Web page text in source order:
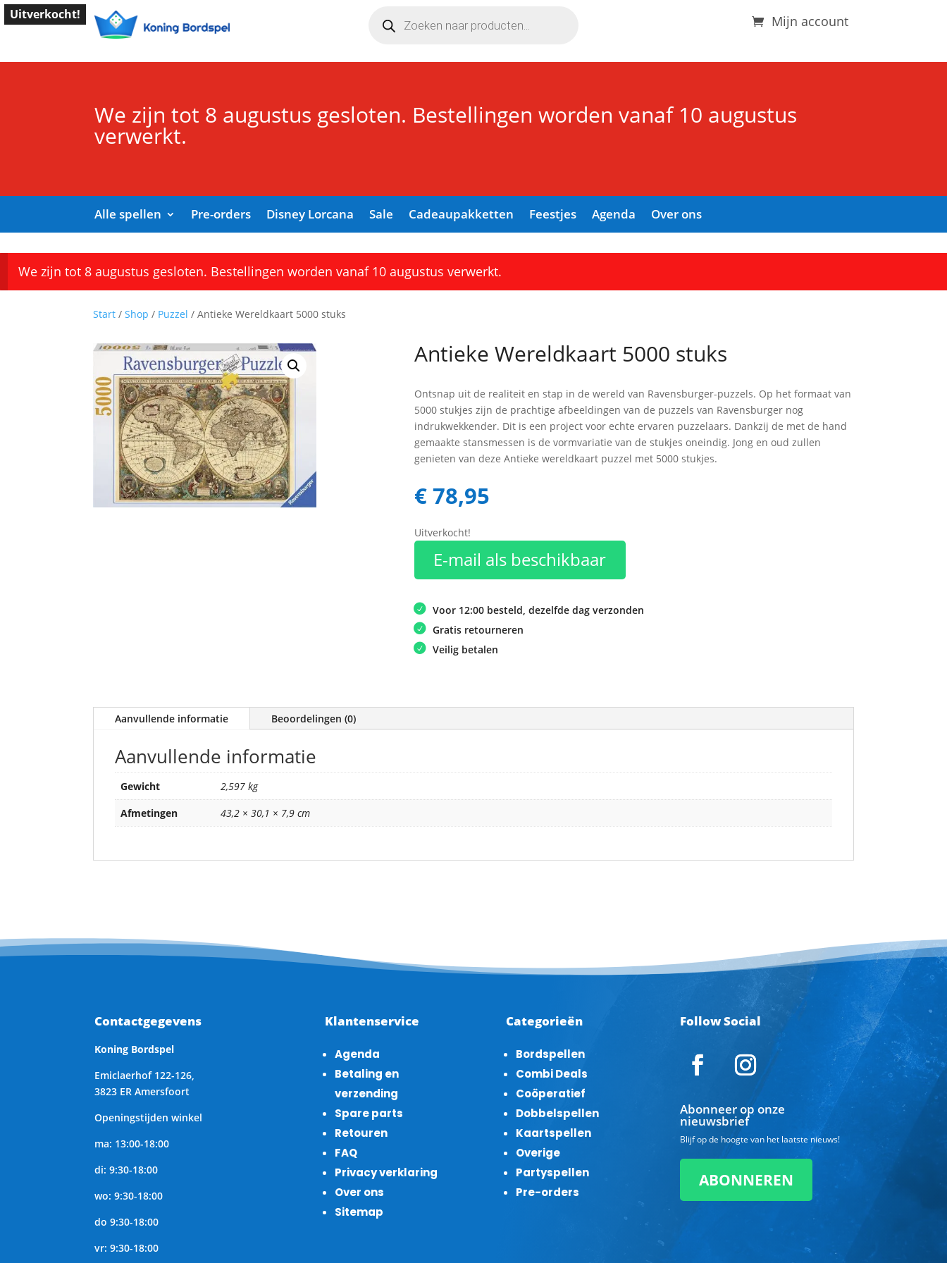
zoeken Mijn account
We zijn tot 8 augustus gesloten. Bestellingen worden vanaf 10 augustus
verwerkt.
Alle spellen Pre-orders Disney Lorcana Sale Cadeaupakketten Feestjes Agenda Over ons
We zijn tot 8 augustus gesloten. Bestellingen worden vanaf 10 augustus verwerkt.
Uitverkocht!
Start / Shop / Puzzel / Antieke Wereldkaart 5000 stuks
Antieke Wereldkaart 5000 stuks
Ontsnap uit de realiteit en stap in de wereld van Ravensburger-puzzels. Op het formaat van
5000 stukjes zijn de prachtige afbeeldingen van de puzzels van Ravensburger nog
indrukwekkender. Dit is een project voor echte ervaren puzzelaars. Dankzij de met de hand
gemaakte stansmessen is de vormvariatie van de stukjes oneindig. Jong en oud zullen
genieten van deze Antieke wereldkaart puzzel met 5000 stukjes.
€78,95
Uitverkocht!
E-mail als beschikbaar
Voor 12:00 besteld, dezelfde dag verzonden
Gratis retourneren
Veilig betalen
Aanvullende informatie Beoordelingen (0)
Aanvullende informatie
Gewicht
2,597 kg
Afmetingen
43,2 × 30,1 × 7,9 cm
Contactgegevens
Koning Bordspel
Emiclaerhof 122-126,
3823 ER Amersfoort
Openingstijden winkel
ma: 13:00-18:00
di: 9:30-18:00
wo: 9:30-18:00
do 9:30-18:00
vr: 9:30-18:00
Klantenservice
Agenda
Betaling en
verzending
Spare parts
Retouren
FAQ
Privacy verklaring
Over ons
Sitemap
Categorieën
Bordspellen
Combi Deals
Coöperatief
Dobbelspellen
Kaartspellen
Overige
Partyspellen
Pre-orders
Follow Social
Abonneer op onze
nieuwsbrief
Blijf op de hoogte van het laatste nieuws!
ABONNEREN